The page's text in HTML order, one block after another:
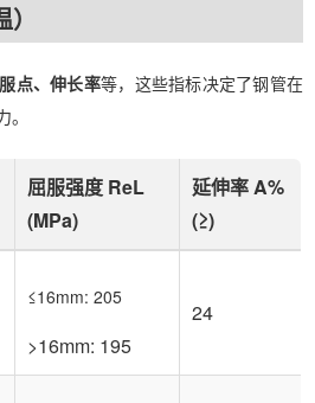
点、伸长率等，这些指标决定了钢管在
屈服强度 ReL
(MPa)
延伸率 A%
(≥)
≤16mm: 205
>16mm: 195
24